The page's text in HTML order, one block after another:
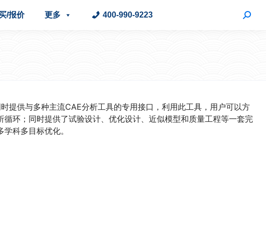
/报价 更多 400-990-9223
提供与多种主流CAE分析工具的专用接口，利用此工具，用户可以方
环；同时提供了试验设计、优化设计、近似模型和质量工程等一套完
科多目标优化。